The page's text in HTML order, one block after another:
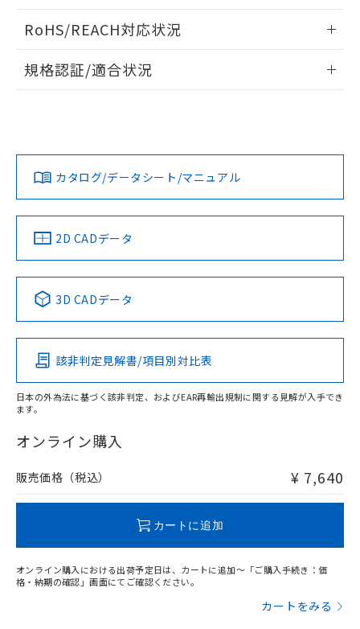
タイムチャート
A: 20mm以上、B: 15mm以上
上、n: 12mm以上
検出物体の大きさと材質による影響
検出領域
ドすることができます。
ログイン/会員登録
ダウンロードデータをご利用いただく前に、以下を必ずお読
みください。
ソフトウェアの使用条件
RoHS/REACH対応状況
EU RoHS 注意事項・凡例
対応済み
中国 RoHS 注意事項・凡例
Pb Hg Cd Cr(VI)
O
在庫等で未対応品が混在する可能性があります。
問い合わせください。
規格認証/適合状況
LR型式承認
（イギリス
船舶規格）
DNV型式承認
（ノルウェー
BV型式承認
（フランス
KR型式
（韓国
No No No No
この製品の規格認証/適合状況ページへ
その他の認証はこちらのページからご検索ください
カタログ/データシート/マニュアル
2D CADデータ
3D CADデータ
該非判定見解書/項目別対比表
日本の外為法に基づく該非判定、およびEAR再輸出規制に関する見解が入手でき
ます。
オンライン購入
販売価格（税込） ¥ 7,640
カートに追加
オンライン購入における出荷予定日は、カートに追加～「ご購入手続き：価
格・納期の確認」画面にてご確認ください。
カートをみる